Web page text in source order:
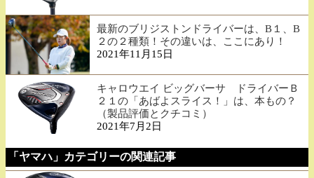
最新のブリジストンドライバーは、B１、B
２の２種類！その違いは、ここにあり！
2021年11月15日
キャロウエイ ビッグバーサ ドライバーＢ
２１の「あばよスライス！」は、本もの？
（製品評価とクチコミ）
2021年7月2日
「ヤマハ」カテゴリーの関連記事